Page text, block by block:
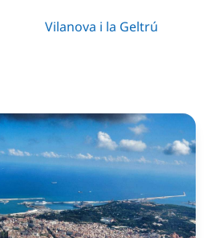
Vilanova i la Geltrú